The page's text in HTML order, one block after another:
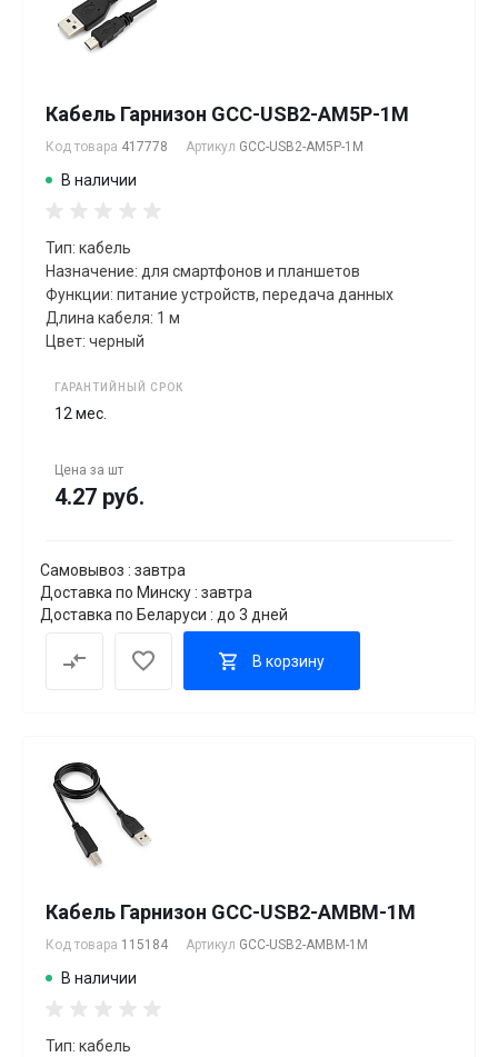
Кабель Гарнизон GCC-USB2-AM5P-1M
Код товара 417778 Артикул GCC-USB2-AM5P-1M
В наличии
Тип: кабель
Назначение: для смартфонов и планшетов
Функции: питание устройств, передача данных
Длина кабеля: 1 м
Цвет: черный
ГАРАНТИЙНЫЙ СРОК
12 мес.
Цена за шт
4.27 руб.
Самовывоз : завтра
Доставка по Минску : завтра
Доставка по Беларуси : до 3 дней
В корзину
Кабель Гарнизон GCC-USB2-AMBM-1M
Код товара 115184 Артикул GCC-USB2-AMBM-1M
В наличии
Тип: кабель